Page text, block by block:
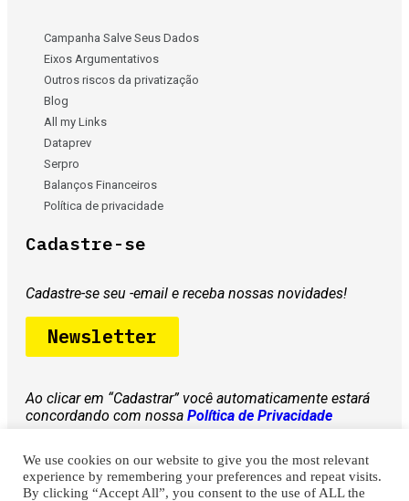
Campanha Salve Seus Dados
Eixos Argumentativos
Outros riscos da privatização
Blog
All my Links
Dataprev
Serpro
Balanços Financeiros
Política de privacidade
Cadastre-se
Cadastre-se seu -email e receba nossas novidades!
Newsletter
Ao clicar em “Cadastrar” você automaticamente estará
concordando com nossa Política de Privacidade
Copyright © Todos os direitos reservados – Salve
Seus Dados
We use cookies on our website to give you the most relevant
experience by remembering your preferences and repeat visits.
By clicking “Accept All”, you consent to the use of ALL the